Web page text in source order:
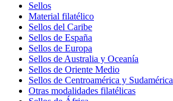
Sellos
Material filatélico
Sellos del Caribe
Sellos de España
Sellos de Europa
Sellos de Australia y Oceanía
Sellos de Oriente Medio
Sellos de Centroamérica y Sudamérica
Otras modalidades filatélicas